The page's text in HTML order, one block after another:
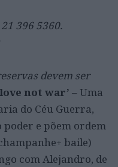
21 396 5360.
devem ser
not war’ – Uma
do Céu Guerra,
poder e põem ordem
baile)
com Alejandro, de